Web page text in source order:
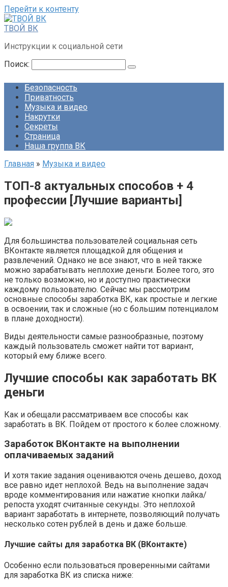
Перейти к контенту
ТВОЙ ВК
Инструкции к социальной сети
Поиск:
Безопасность
Приватность
Музыка и видео
Накрутки
Секреты
Страница
Наша группа ВК
Главная » Музыка и видео
ТОП-8 актуальных способов + 4
профессии [Лучшие варианты]
Для большинства пользователей социальная сеть
ВКонтакте является площадкой для общения и
развлечений. Однако не все знают, что в ней также
можно зарабатывать неплохие деньги. Более того, это
не только возможно, но и доступно практически
каждому пользователю. Сейчас мы рассмотрим
основные способы заработка ВК, как простые и легкие
в освоении, так и сложные (но с большим потенциалом
в плане доходности).
Виды деятельности самые разнообразные, поэтому
каждый пользователь сможет найти тот вариант,
который ему ближе всего.
Лучшие способы как заработать ВК
деньги
Как и обещали рассматриваем все способы как
заработать в ВК. Пойдем от простого к более сложному.
Заработок ВКонтакте на выполнении
оплачиваемых заданий
И хотя такие задания оцениваются очень дешево, доход
все равно идет неплохой. Ведь на выполнение задач
вроде комментирования или нажатие кнопки лайка/
репоста уходят считанные секунды. Это неплохой
вариант заработать в интернете, позволяющий получать
несколько сотен рублей в день и даже больше.
Лучшие сайты для заработка ВК (ВКонтакте)
Особенно если пользоваться проверенными сайтами
для заработка ВК из списка ниже: